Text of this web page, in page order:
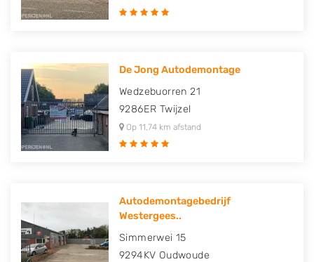
De Jong Autodemontage
Wedzebuorren 21
9286ER Twijzel
Op 11,74 km afstand
Autodemontagebedrijf
Westergees..
Simmerwei 15
9294KV Oudwoude